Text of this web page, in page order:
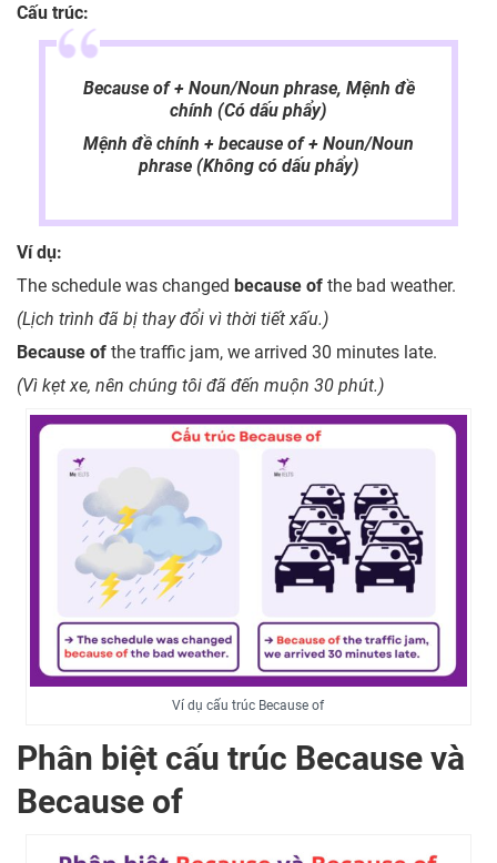
Cấu trúc:
Because of + Noun/Noun phrase, Mệnh đề
chính (Có dấu phẩy)
Mệnh đề chính + because of + Noun/Noun
phrase (Không có dấu phẩy)
Ví dụ:
The schedule was changed because of the bad weather.
(Lịch trình đã bị thay đổi vì thời tiết xấu.)
Because of the traffic jam, we arrived 30 minutes late.
(Vì kẹt xe, nên chúng tôi đã đến muộn 30 phút.)
Ví dụ cấu trúc Because of
Phân biệt cấu trúc Because và
Because of